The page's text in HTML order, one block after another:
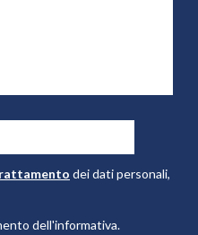
dei dati personali,
dell'informativa.